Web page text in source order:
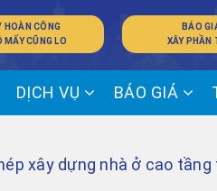
HOÀN CÔNG
MẤY CŨNG LO
BÁO
XÂY PHẦN
DỊCH VỤ BÁO GIÁ
xây dựng nhà ở cao tầng